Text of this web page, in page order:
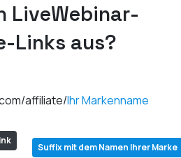
LiveWebinar-
Links aus?
affiliate/Ihr Markenname
Suffix mit dem Namen Ihrer Marke